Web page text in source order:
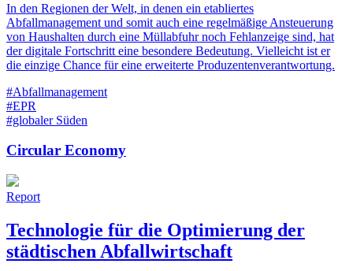
In den Regionen der Welt, in denen ein etabliertes
Abfallmanagement und somit auch eine regelmäßige Ansteuerung
von Haushalten durch eine Müllabfuhr noch Fehlanzeige sind, hat
der digitale Fortschritt eine besondere Bedeutung. Vielleicht ist er
die einzige Chance für eine erweiterte Produzentenverantwortung.
#Abfallmanagement
#EPR
#globaler Süden
Circular Economy
Report
Technologie für die Optimierung der
städtischen Abfallwirtschaft